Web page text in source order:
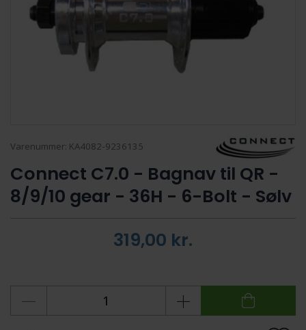
Varenummer: KA4082-9236135
Connect C7.0 - Bagnav til QR -
8/9/10 gear - 36H - 6-Bolt - Sølv
319,00 kr.